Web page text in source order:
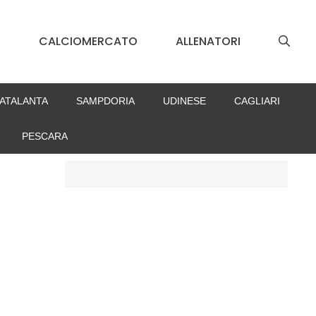
CALCIOMERCATO ALLENATORI
SAMPDORIA UDINESE CAGLIARI
PESCARA